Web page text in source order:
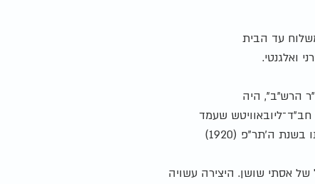
משלוח עד הבית
ואלגנטי.
הרש"ב", היה
שעמד
של אסתי שושן. היצירה עשויה